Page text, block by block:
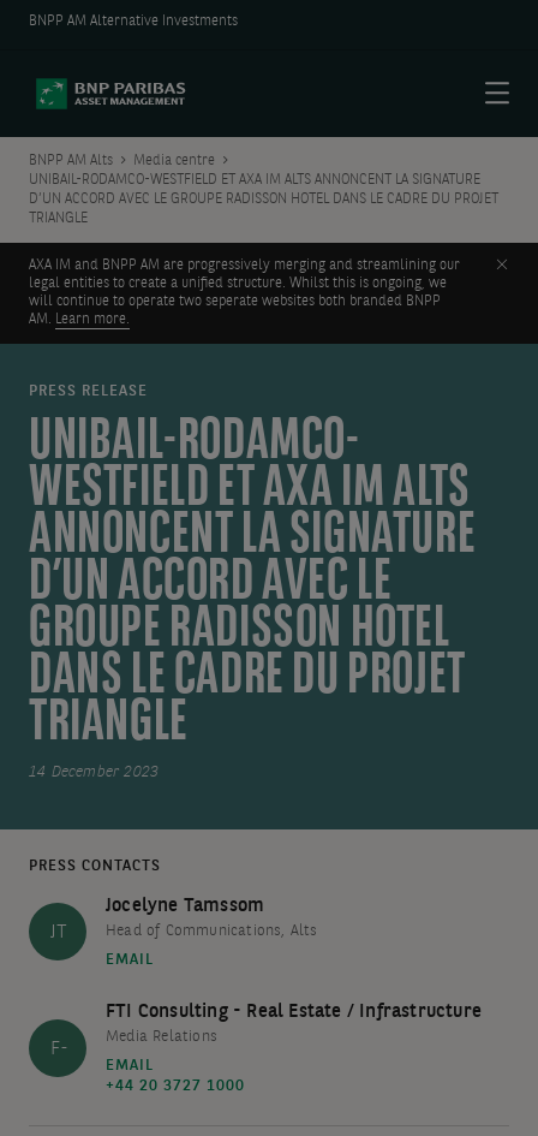
BNPP AM Alternative Investments
BNPP AM Alts
Media centre
UNIBAIL-RODAMCO-WESTFIELD ET AXA IM ALTS ANNONCENT LA SIGNATURE
D’UN ACCORD AVEC LE GROUPE RADISSON HOTEL DANS LE CADRE DU PROJET
TRIANGLE
AXA IM and BNPP AM are progressively merging and streamlining our
legal entities to create a unified structure. Whilst this is ongoing, we
will continue to operate two seperate websites both branded BNPP
AM. Learn more.
PRESS RELEASE
UNIBAIL-RODAMCO-
WESTFIELD ET AXA IM ALTS
ANNONCENT LA SIGNATURE
D’UN ACCORD AVEC LE
GROUPE RADISSON HOTEL
DANS LE CADRE DU PROJET
TRIANGLE
14 December 2023
PRESS CONTACTS
JT
Jocelyne Tamssom
Head of Communications, Alts
EMAIL
F-
FTI Consulting - Real Estate / Infrastructure
Media Relations
EMAIL
+44 20 3727 1000